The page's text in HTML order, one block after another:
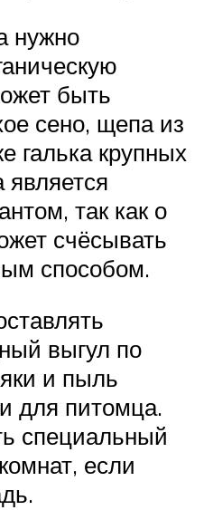
нужно
быть
сено, щепа из
галька крупных
является
так как о
счёсывать
способом.
выгул по
и пыль
для питомца.
специальный
если